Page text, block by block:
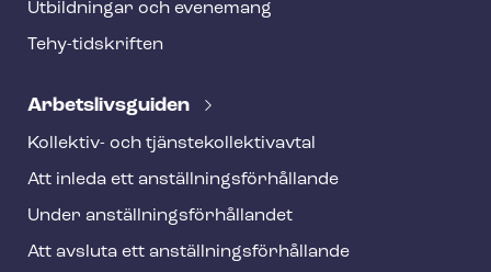
Utbildningar och evenemang
Tehy-​tidskriften
Ar­bets­livs­gui­den
Kollektiv- och tjäns­te­kol­lek­tivav­tal
Att inleda ett an­ställ­nings­för­hål­lan­de
Under an­ställ­nings­för­hål­lan­det
Att avsluta ett an­ställ­nings­för­hål­lan­de